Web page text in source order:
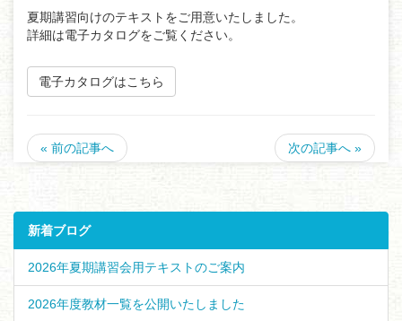
夏期講習向けのテキストをご用意いたしました。
詳細は電子カタログをご覧ください。
電子カタログはこちら
« 前の記事へ 次の記事へ »
新着ブログ
2026年夏期講習会用テキストのご案内
2026年度教材一覧を公開いたしました